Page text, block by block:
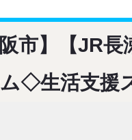
市】【JR
◇生活支援